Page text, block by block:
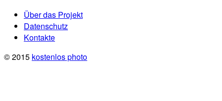
Über das Projekt
Datenschutz
Kontakte
© 2015 kostenlos photo